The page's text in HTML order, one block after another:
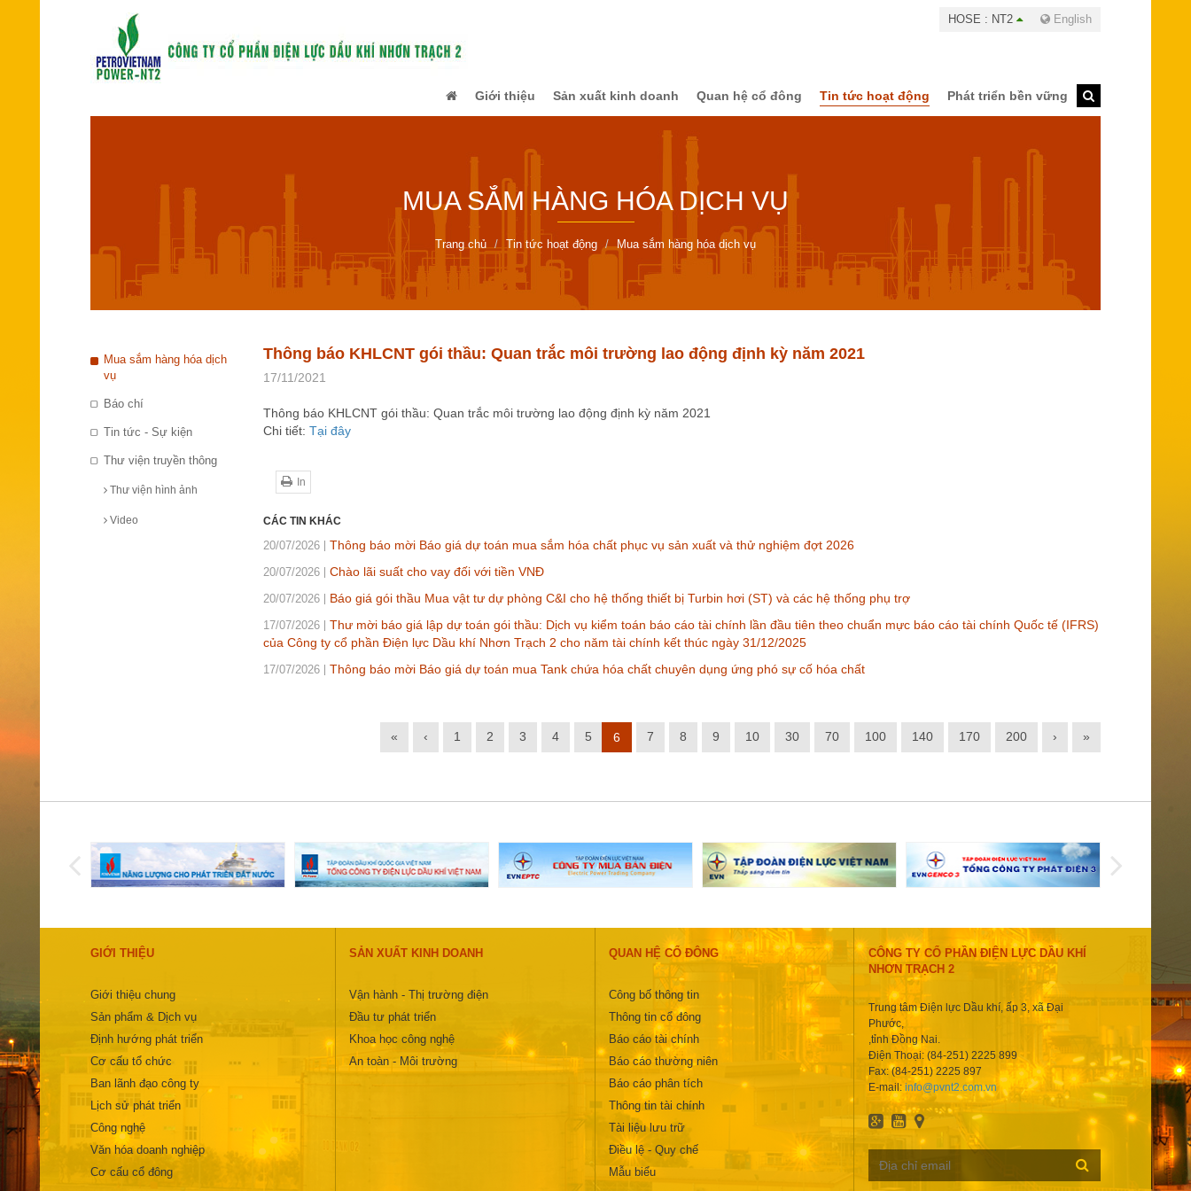
HOSE : NT2 English
Giới thiệu Sản xuất kinh doanh Quan hệ cổ đông Tin tức hoạt động Phát triển bền vững
MUA SẮM HÀNG HÓA DỊCH VỤ
Trang chủ Tin tức hoạt động Mua sắm hàng hóa dịch vụ
Mua sắm hàng hóa dịch
vụ
Báo chí
Tin tức - Sự kiện
Thư viện truyền thông
Thư viện hình ảnh
Video
Thông báo KHLCNT gói thầu: Quan trắc môi trường lao động định kỳ năm 2021
17/11/2021
Thông báo KHLCNT gói thầu: Quan trắc môi trường lao động định kỳ năm 2021
Chi tiết: Tại đây
In
CÁC TIN KHÁC
20/07/2026 Thông báo mời Báo giá dự toán mua sắm hóa chất phục vụ sản xuất và thử nghiệm đợt 2026
20/07/2026 Chào lãi suất cho vay đối với tiền VNĐ
20/07/2026 Báo giá gói thầu Mua vật tư dự phòng C&I cho hệ thống thiết bị Turbin hơi (ST) và các hệ thống phụ trợ
17/07/2026
Thư mời báo giá lập dự toán gói thầu: Dịch vụ kiểm toán báo cáo tài chính lần đầu tiên theo chuẩn mực báo cáo tài chính Quốc tế (IFRS)
của Công ty cổ phần Điện lực Dầu khí Nhơn Trạch 2 cho năm tài chính kết thúc ngày 31/12/2025
17/07/2026 Thông báo mời Báo giá dự toán mua Tank chứa hóa chất chuyên dụng ứng phó sự cố hóa chất
« ‹ 1 2 3 4 5 6 7 8 9 10 30 70 100 140 170 200 › »
GIỚI THIỆU
Giới thiệu chung
Sản phẩm & Dịch vụ
Định hướng phát triển
Cơ cấu tổ chức
Ban lãnh đạo công ty
Lịch sử phát triển
Công nghệ
Văn hóa doanh nghiệp
Cơ cấu cổ đông
SẢN XUẤT KINH DOANH
Vận hành - Thị trường điện
Đầu tư phát triển
Khoa học công nghệ
An toàn - Môi trường
QUAN HỆ CỔ ĐÔNG
Công bố thông tin
Thông tin cổ đông
Báo cáo tài chính
Báo cáo thường niên
Báo cáo phân tích
Thông tin tài chính
Tài liệu lưu trữ
Điều lệ - Quy chế
Mẫu biểu
CÔNG TY CỔ PHẦN ĐIỆN LỰC DẦU KHÍ
NHƠN TRẠCH 2
Trung tâm Điện lực Dầu khí, ấp 3, xã Đại
Phước,
,tỉnh Đồng Nai.
Điện Thoại: (84-251) 2225 899
Fax: (84-251) 2225 897
E-mail: info@pvnt2.com.vn